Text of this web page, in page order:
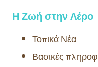
Η Ζωή στην Λέρο
Τοπικά Νέα
Βασικές